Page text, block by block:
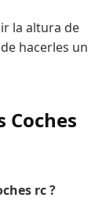
la altura de
hacerles un
rc ?